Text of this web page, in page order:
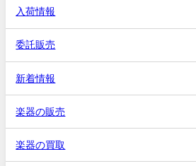
入荷情報
委託販売
新着情報
楽器の販売
楽器の買取